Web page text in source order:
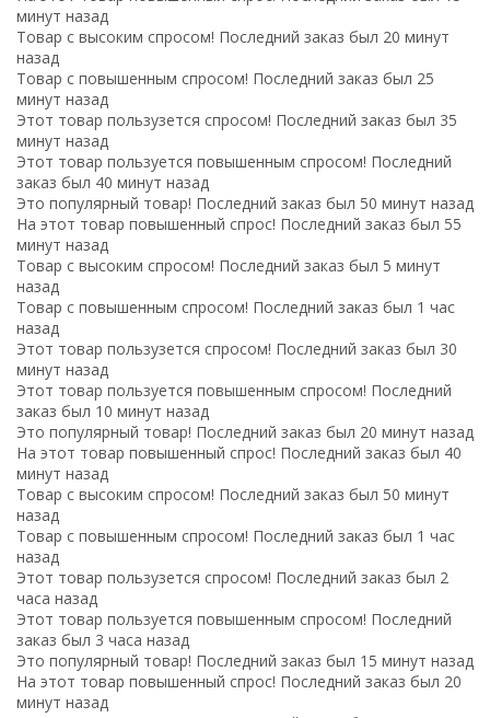
минут назад
Товар с высоким спросом! Последний заказ был 20 минут
назад
Товар с повышенным спросом! Последний заказ был 25
минут назад
Этот товар пользузется спросом! Последний заказ был 35
минут назад
Этот товар пользуется повышенным спросом! Последний
заказ был 40 минут назад
Это популярный товар! Последний заказ был 50 минут назад
На этот товар повышенный спрос! Последний заказ был 55
минут назад
Товар с высоким спросом! Последний заказ был 5 минут
назад
Товар с повышенным спросом! Последний заказ был 1 час
назад
Этот товар пользузется спросом! Последний заказ был 30
минут назад
Этот товар пользуется повышенным спросом! Последний
заказ был 10 минут назад
Это популярный товар! Последний заказ был 20 минут назад
На этот товар повышенный спрос! Последний заказ был 40
минут назад
Товар с высоким спросом! Последний заказ был 50 минут
назад
Товар с повышенным спросом! Последний заказ был 1 час
назад
Этот товар пользузется спросом! Последний заказ был 2
часа назад
Этот товар пользуется повышенным спросом! Последний
заказ был 3 часа назад
Это популярный товар! Последний заказ был 15 минут назад
На этот товар повышенный спрос! Последний заказ был 20
минут назад